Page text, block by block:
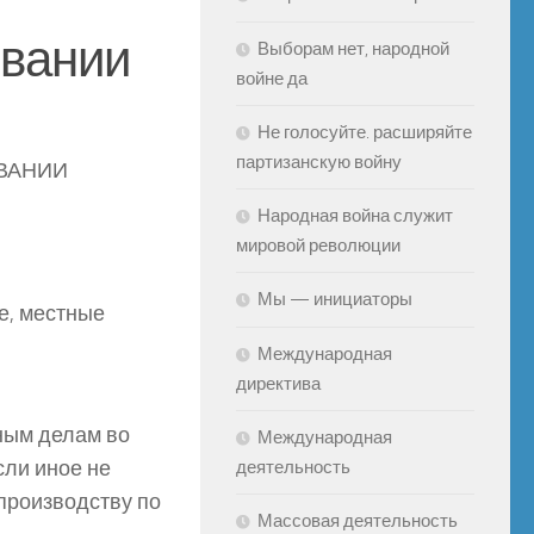
местные
делам во
иное не
по
Выборам нет, народной
войне да
Не голосуйте. расширяйте
партизанскую войну
Народная война служит
мировой революции
Мы — инициаторы
Международная
директива
Международная
деятельность
Массовая деятельность